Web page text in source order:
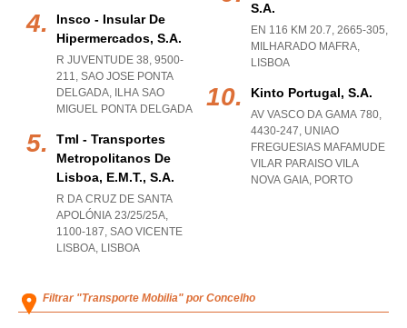
Insco - Insular De
Hipermercados, S.a.
R JUVENTUDE 38, 9500-
211, SAO JOSE PONTA
DELGADA, ILHA SAO
MIGUEL PONTA DELGADA
Tml - Transportes
Metropolitanos De
Lisboa, E.m.t., S.a.
R DA CRUZ DE SANTA
APOLÓNIA 23/25/25A,
1100-187, SAO VICENTE
LISBOA, LISBOA
S.a.
EN 116 KM 20.7, 2665-305,
MILHARADO MAFRA,
LISBOA
Kinto Portugal, S.a.
AV VASCO DA GAMA 780,
4430-247, UNIAO
FREGUESIAS MAFAMUDE
VILAR PARAISO VILA
NOVA GAIA, PORTO
Filtrar "Transporte Mobilia" por Concelho